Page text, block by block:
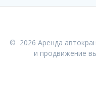
© 2026 Аренда
и продвижение